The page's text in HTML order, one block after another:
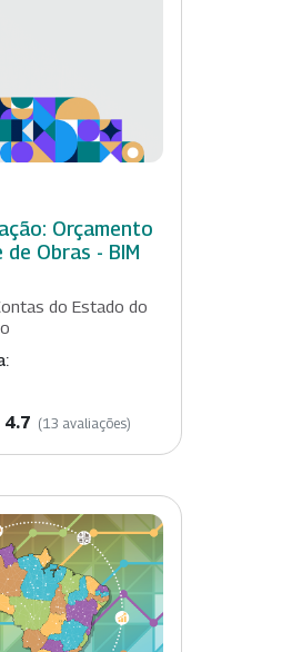
Orçamento
Obras - BIM
do Estado do
4.7 (13 avaliações)